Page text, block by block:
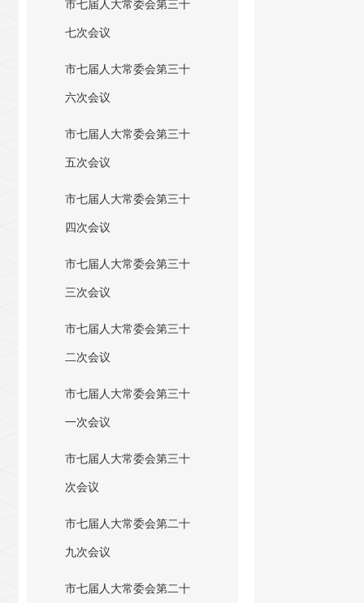
市七届人大常委会第三十
七次会议
市七届人大常委会第三十
六次会议
市七届人大常委会第三十
五次会议
市七届人大常委会第三十
四次会议
市七届人大常委会第三十
三次会议
市七届人大常委会第三十
二次会议
市七届人大常委会第三十
一次会议
市七届人大常委会第三十
次会议
市七届人大常委会第二十
九次会议
市七届人大常委会第二十